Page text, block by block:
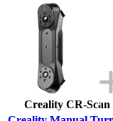
Creality CR-